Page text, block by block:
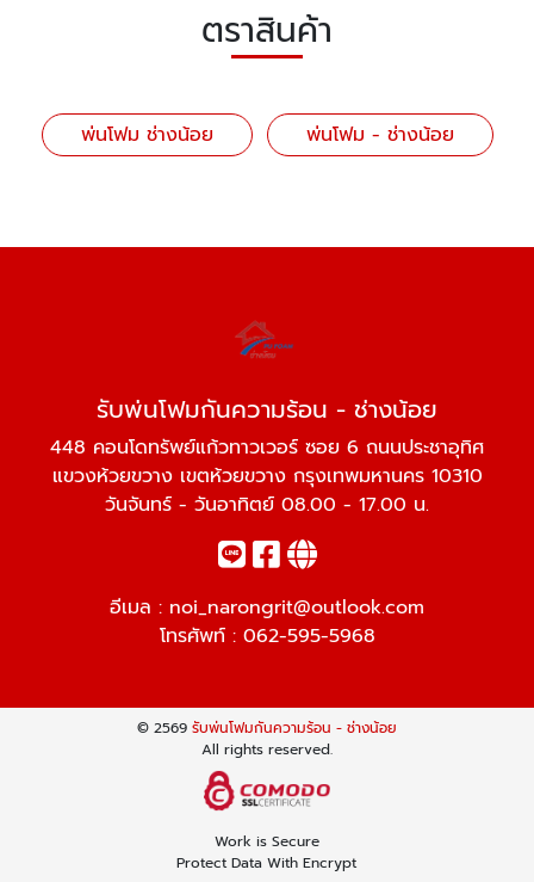
ตราสินค้า
พ่นโฟม ช่างน้อย พ่นโฟม - ช่างน้อย
รับพ่นโฟมกันความร้อน - ช่างน้อย
448 คอนโดทรัพย์แก้วทาวเวอร์ ซอย 6 ถนนประชาอุทิศ
แขวงห้วยขวาง เขตห้วยขวาง กรุงเทพมหานคร 10310
วันจันทร์ - วันอาทิตย์ 08.00 - 17.00 น.
อีเมล : noi_narongrit@outlook.com
โทรศัพท์ : 062-595-5968
© 2569 รับพ่นโฟมกันความร้อน - ช่างน้อย
All rights reserved.
Work is Secure
Protect Data With Encrypt